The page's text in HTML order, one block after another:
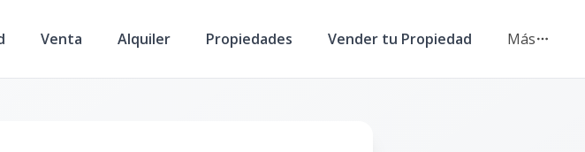
Venta Alquiler Propiedades Vender tu Propiedad Más